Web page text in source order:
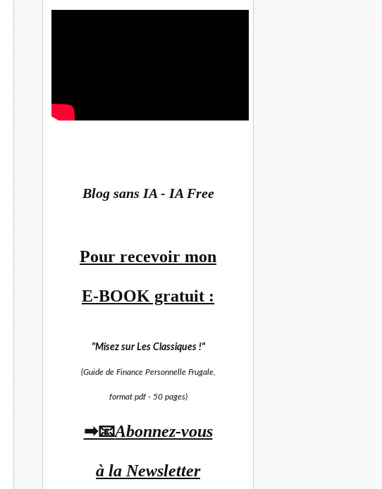
Blog sans IA - IA Free
Pour recevoir mon
E-BOOK gratuit :
"Misez sur Les Classiques !"
(Guide de Finance Personnelle Frugale,
format pdf - 50 pages)
➡📧Abonnez-vous
à la Newsletter